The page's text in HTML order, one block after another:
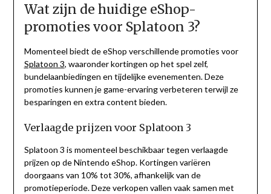
Wat zijn de huidige eShop-
promoties voor Splatoon 3?
Momenteel biedt de eShop verschillende promoties voor
Splatoon 3, waaronder kortingen op het spel zelf,
bundelaanbiedingen en tijdelijke evenementen. Deze
promoties kunnen je game-ervaring verbeteren terwijl ze
besparingen en extra content bieden.
Verlaagde prijzen voor Splatoon 3
Splatoon 3 is momenteel beschikbaar tegen verlaagde
prijzen op de Nintendo eShop. Kortingen variëren
doorgaans van 10% tot 30%, afhankelijk van de
promotieperiode. Deze verkopen vallen vaak samen met